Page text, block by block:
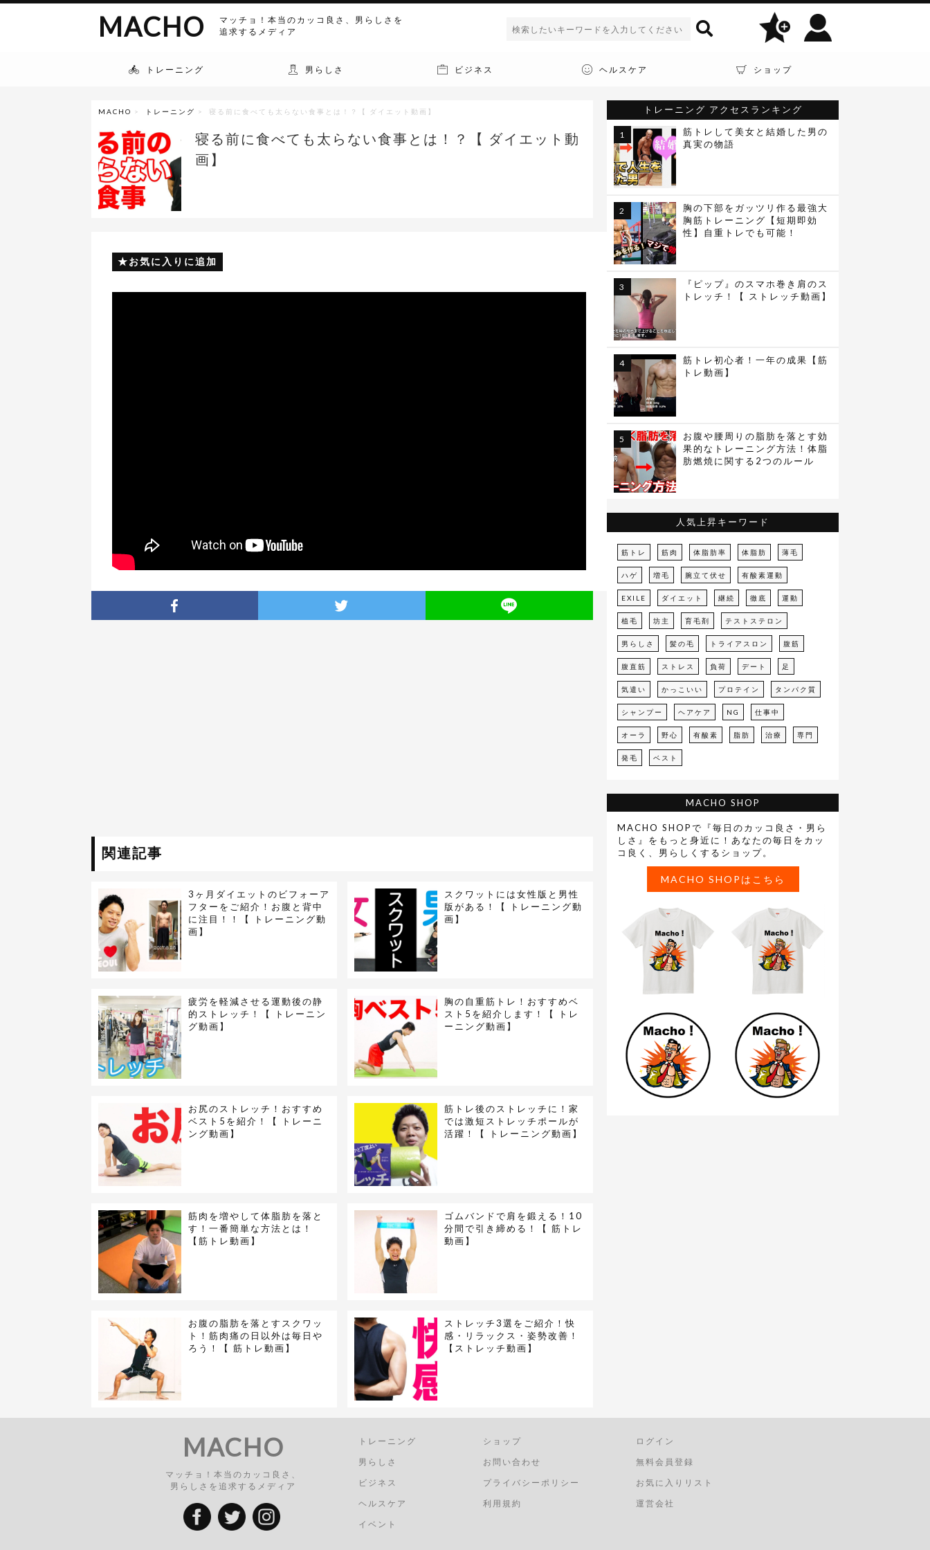
マッチョ！本当のカッコ良さ、男らしさを
追求するメディア
MACHO
トレーニング 男らしさ ビジネス ヘルスケア ショップ
MACHO > トレーニング > 寝る前に食べても太らない食事とは！？【 ダイエット動画】
寝る前に食べても太らない食事とは！？【 ダイエット動
画】
お気に入りに追加
関連記事
3ヶ月ダイエットのビフォーア
フターをご紹介！お腹と背中
に注目！！【 トレーニング動
画】
スクワットには女性版と男性
版がある！【 トレーニング動
画】
疲労を軽減させる運動後の静
的ストレッチ！【 トレーニン
グ動画】
胸の自重筋トレ！おすすめベ
スト5を紹介します！【 トレ
ーニング動画】
お尻のストレッチ！おすすめ
ベスト5を紹介！【 トレーニ
ング動画】
筋トレ後のストレッチに！家
では激短ストレッチポールが
活躍！【 トレーニング動画】
筋肉を増やして体脂肪を落と
す！一番簡単な方法とは！
【筋トレ動画】
ゴムバンドで肩を鍛える！10
分間で引き締める！【 筋トレ
動画】
お腹の脂肪を落とすスクワッ
ト！筋肉痛の日以外は毎日や
ろう！【 筋トレ動画】
ストレッチ3選をご紹介！快
感・リラックス・姿勢改善！
【ストレッチ動画】
トレーニング アクセスランキング
筋トレして美女と結婚した男の
真実の物語
胸の下部をガッツリ作る最強大
胸筋トレーニング【短期即効
性】自重トレでも可能！
『ピップ』のスマホ巻き肩のス
トレッチ！【 ストレッチ動画】
筋トレ初心者！一年の成果【筋
トレ動画】
お腹や腰周りの脂肪を落とす効
果的なトレーニング方法！体脂
肪燃焼に関する2つのルール
人気上昇キーワード
筋トレ 筋肉 体脂肪率 体脂肪 薄毛
ハゲ 増毛 腕立て伏せ 有酸素運動
EXILE ダイエット 継続 徹底 運動
植毛 坊主 育毛剤 テストステロン
男らしさ 髪の毛 トライアスロン 腹筋
腹直筋 ストレス 負荷 デート 足
気遣い かっこいい プロテイン タンパク質
シャンプー ヘアケア NG 仕事中
オーラ 野心 有酸素 脂肪 治療 専門
発毛 ベスト
MACHO SHOP
MACHO SHOPで『毎日のカッコ良さ・男ら
しさ』をもっと身近に！あなたの毎日をカッ
コ良く、男らしくするショップ。
MACHO SHOPはこちら
MACHO
マッチョ！本当のカッコ良さ、
男らしさを追求するメディア
トレーニング
男らしさ
ビジネス
ヘルスケア
イベント
ショップ
お問い合わせ
プライバシーポリシー
利用規約
ログイン
無料会員登録
お気に入りリスト
運営会社